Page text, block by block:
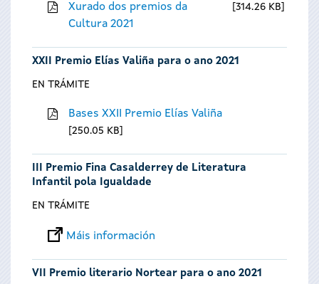
Xurado dos premios da
Cultura 2021
314.26 KB
XXII Premio Elías Valiña para o ano 2021
EN TRÁMITE
Bases XXII Premio Elías Valiña
250.05 KB
III Premio Fina Casalderrey de Literatura
Infantil pola Igualdade
EN TRÁMITE
Máis información
VII Premio literario Nortear para o ano 2021